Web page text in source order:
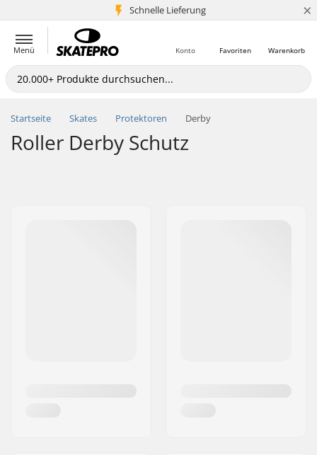
Schnelle Lieferung
5+ Mio. Kunden ×
Menü Warenkorb
Favoriten
Konto
Startseite Skates Protektoren Derby
Roller Derby Schutz